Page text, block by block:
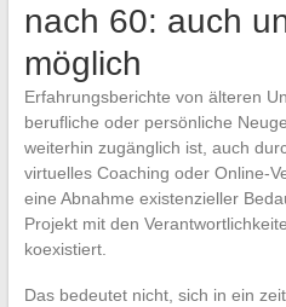
nach 60: auch
möglich
Erfahrungsberichte von älteren
berufliche oder persönliche
weiterhin zugänglich ist, auch
virtuelles Coaching oder Online-
eine Abnahme existenzieller
Projekt mit den
koexistiert.
Das bedeutet nicht, sich in ein